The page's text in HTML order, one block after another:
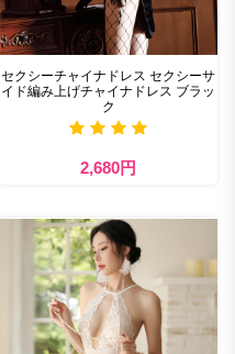
セクシーチャイナドレス セクシーサ
イド編み上げチャイナドレス ブラッ
ク
2,680円